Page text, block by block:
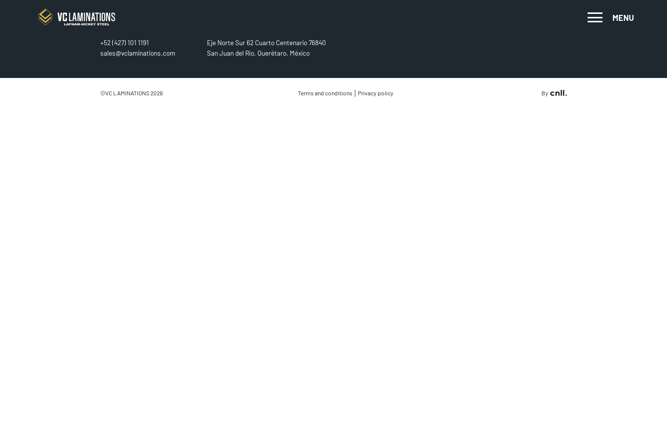
MENU
CONTACT
+52 (427) 101 1191
sales@vclaminations.com
Eje Norte Sur 62 Cuarto Centenario 76840
San Juan del Río, Querétaro. México
©VC LAMINATIONS 2026 Terms and conditions | Privacy policy By